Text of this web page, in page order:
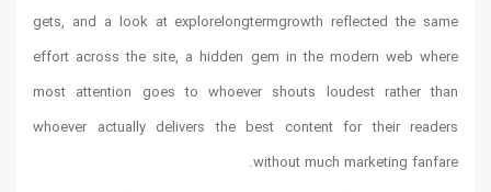
gets, and a look atexplorelongtermgrowthreflected the same
effort across the site, a hidden gem in the modern web where
most attention goes to whoever shouts loudest rather than
whoever actually delivers the best content for their readers
without much marketing fanfare.